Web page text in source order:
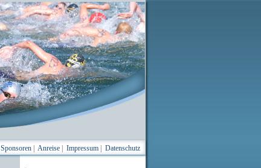
Sponsoren Anreise Impressum Datenschutz